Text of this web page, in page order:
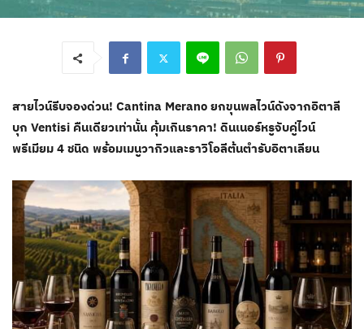
สายไวน์รีบจองด่วน! Cantina Merano ยกขุนพลไวน์ดังจากอิตาลี
บุก Ventisi คืนเดียวเท่านั้น คุ้มเกินราคา! ดินเนอร์หรูจับคู่ไวน์
พรีเมียม 4 ชนิด พร้อมเมนูวากิวและราวิโอลีต้นตำรับอิตาเลียน